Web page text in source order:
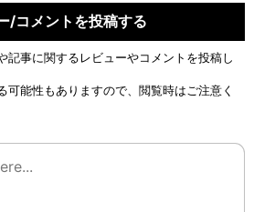
/コメントを投稿する
記事に関するレビューやコメントを投稿し
可能性もありますので、閲覧時はご注意く